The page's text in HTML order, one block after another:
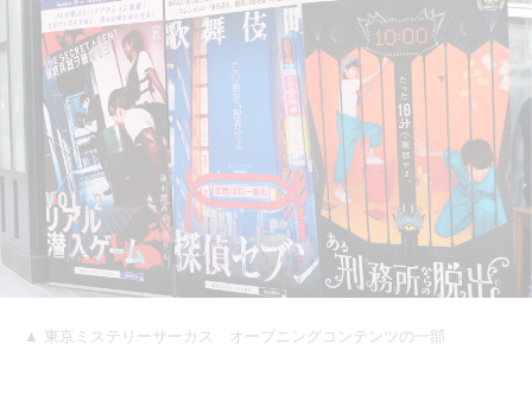
▲ 東京ミステリーサーカス オープニングコンテンツの一部